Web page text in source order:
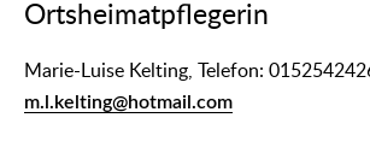
Ortsheimatpflegerin
Marie-Luise Kelting, Telefon:
m.l.kelting@hotmail.com